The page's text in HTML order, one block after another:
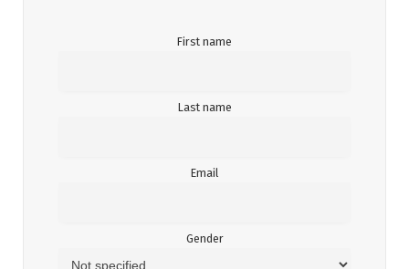
First name
Last name
Email
Gender